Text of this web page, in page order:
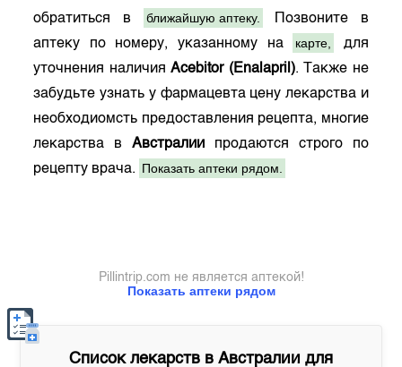
обратиться в
ближайшую аптеку.
Позвоните в
аптеку по номеру, указанному на
карте,
для
уточнения наличияAcebitor (Enalapril). Также не
забудьте узнать у фармацевта цену лекарства и
необходиомсть предоставления рецепта, многие
лекарства вАвстралии продаются строго по
рецепту врача. Показать аптеки рядом.
Показать аптеки рядом
Pillintrip.com не является аптекой!
Список лекарств в Австралии для